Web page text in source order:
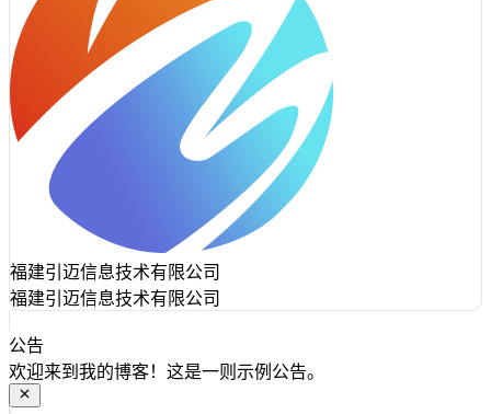
福建引迈信息技术有限公司
福建引迈信息技术有限公司
公告
欢迎来到我的博客！这是一则示例公告。